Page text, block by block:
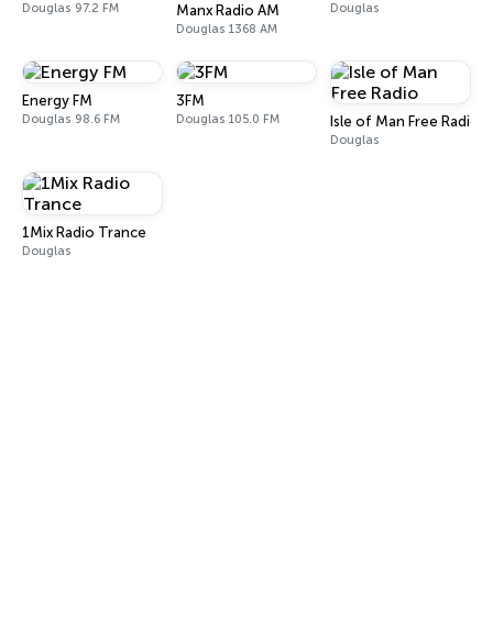
Douglas 97.2 FM Manx Radio AM
Douglas 1368 AM
Douglas
Energy FM
Douglas 98.6 FM
3FM
Douglas 105.0 FM Isle of Man Free Radio
Douglas
1Mix Radio Trance
Douglas